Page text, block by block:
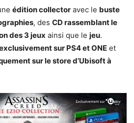
édition collector avec le buste
, des CD rassemblant le
des 3 jeux ainsi que le jeu.
sur PS4 et ONE et
sur le store d’Ubisoft à